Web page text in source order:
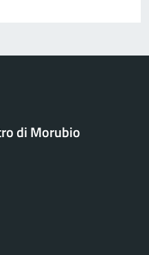
di Morubio